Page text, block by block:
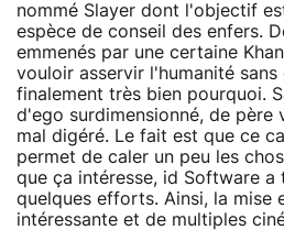
nommé Slayer dont l'objectif
espèce de conseil des enfers.
emmenés par une certaine
vouloir asservir l'humanité sans
finalement très bien pourquoi.
d'ego surdimensionné, de père
mal digéré. Le fait est que ce
permet de caler un peu les
que ça intéresse, id Software a
quelques efforts. Ainsi, la mise
intéressante et de multiples